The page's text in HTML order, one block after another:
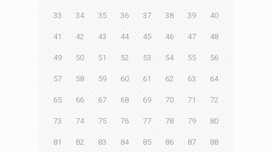
33 34 35 36 37 38 39 40
41 42 43 44 45 46 47 48
49 50 51 52 53 54 55 56
57 58 59 60 61 62 63 64
65 66 67 68 69 70 71 72
73 74 75 76 77 78 79 80
81 82 83 84 85 86 87 88